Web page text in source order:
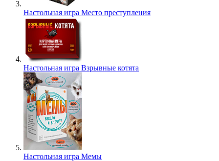
Настольная игра Место преступления
Настольная игра Взрывные котята
Настольная игра Мемы